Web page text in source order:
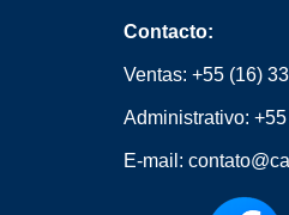
Contacto:
Ventas: +55 (16)
Administrativo:
E-mail: